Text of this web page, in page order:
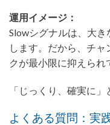
運用イメージ：
Slowシグナルは、大
します。だから、チ
クが最小限に抑えられ
「じっくり、確実に」
よくある質問：実